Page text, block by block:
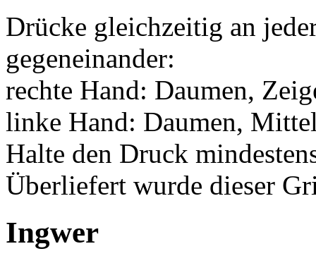
Drücke gleichzeitig an
gegeneinander:
rechte Hand: Daumen,
linke Hand: Daumen,
Halte den Druck
Überliefert wurde dieser
Ingwer